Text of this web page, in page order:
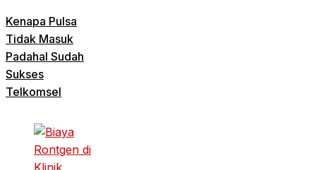
Kenapa Pulsa
Tidak Masuk
Padahal Sudah
Sukses
Telkomsel